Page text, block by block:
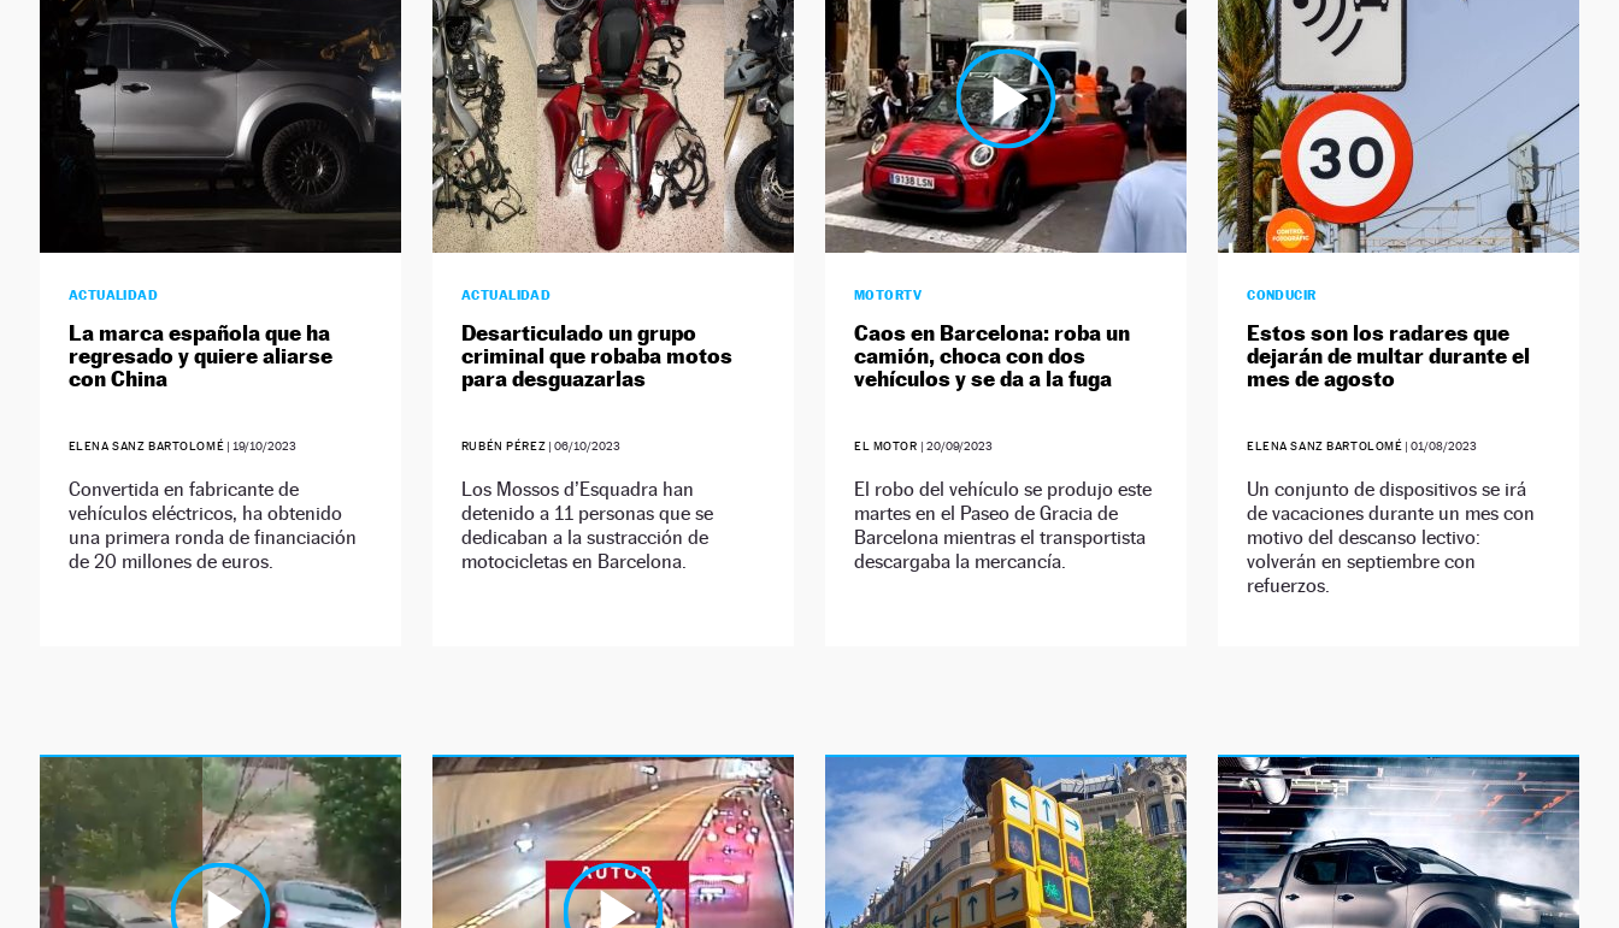
ACTUALIDAD
La marca española que ha
regresado y quiere aliarse
con China
ELENA SANZ BARTOLOMÉ | 19/10/2023
Convertida en fabricante de
vehículos eléctricos, ha obtenido
una primera ronda de financiación
de 20 millones de euros.
ACTUALIDAD
Desarticulado un grupo
criminal que robaba motos
para desguazarlas
RUBÉN PÉREZ |06/10/2023
Los Mossos d’Esquadra han
detenido a 11 personas que se
dedicaban a la sustracción de
motocicletas en Barcelona.
MOTORTV
Caos en Barcelona: roba un
camión, choca con dos
vehículos y se da a la fuga
EL MOTOR | 20/09/2023
El robo del vehículo se produjo este
martes en el Paseo de Gracia de
Barcelona mientras el transportista
descargaba la mercancía.
CONDUCIR
Estos son los radares que
dejarán de multar durante el
mes de agosto
ELENA SANZ BARTOLOMÉ |01/08/2023
Un conjunto de dispositivos se irá
de vacaciones durante un mes con
motivo del descanso lectivo:
volverán en septiembre con
refuerzos.